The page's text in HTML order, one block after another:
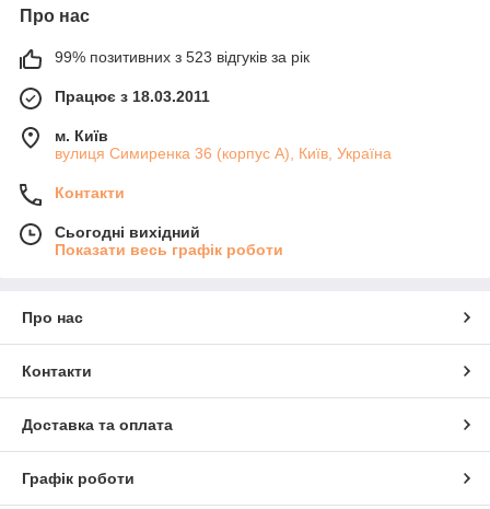
Про нас
99% позитивних з 523 відгуків за рік
Працює з 18.03.2011
м. Київ
вулиця Симиренка 36 (корпус А), Київ, Україна
Контакти
Сьогодні вихідний
Показати весь графік роботи
Про нас
Контакти
Доставка та оплата
Графік роботи